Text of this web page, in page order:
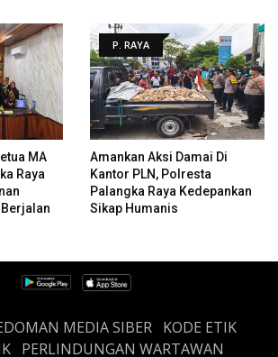
MA
Raya
P. RAYA
Amankan Aksi Damai Di
Kantor PLN, Polresta
Palangka Raya Kedepankan
Sikap Humanis
MEDIA SIBER
KODE ETIK
PERLINDUNGAN WARTAWAN